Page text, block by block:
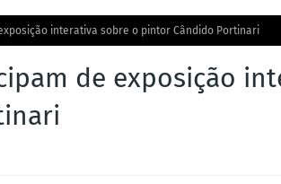
interativa sobre o pintor Cândido Portinari
de exposição